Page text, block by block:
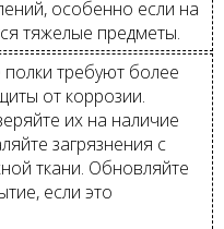
особенно если на
тяжелые предметы.
требуют более
от коррозии.
их на наличие
загрязнения с
ткани. Обновляйте
если это